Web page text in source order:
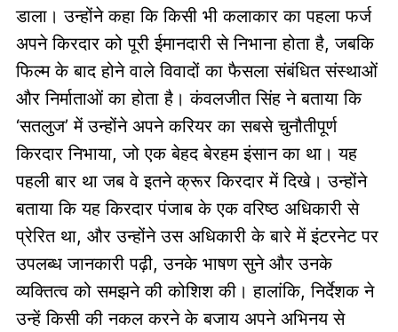
डाला। उन्होंने कहा कि किसी भी कलाकार का पहला फर्ज
अपने किरदार को पूरी ईमानदारी से निभाना होता है, जबकि
फिल्म के बाद होने वाले विवादों का फैसला संबंधित संस्थाओं
और निर्माताओं का होता है। कंवलजीत सिंह ने बताया कि
‘सतलुज’ में उन्होंने अपने करियर का सबसे चुनौतीपूर्ण
किरदार निभाया, जो एक बेहद बेरहम इंसान का था। यह
पहली बार था जब वे इतने क्रूर किरदार में दिखे। उन्होंने
बताया कि यह किरदार पंजाब के एक वरिष्ठ अधिकारी से
प्रेरित था, और उन्होंने उस अधिकारी के बारे में इंटरनेट पर
उपलब्ध जानकारी पढ़ी, उनके भाषण सुने और उनके
व्यक्तित्व को समझने की कोशिश की। हालांकि, निर्देशक ने
उन्हें किसी की नकल करने के बजाय अपने अभिनय से